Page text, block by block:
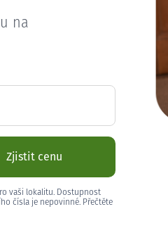
na
Zjistit cenu
vaši lokalitu. Dostupnost
čísla je nepovinné. Přečtěte